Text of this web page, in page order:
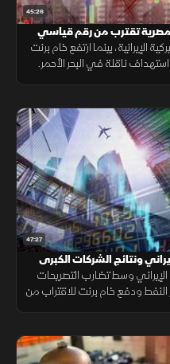
45:26
تقترب من رقم قياسي
الإيرانية، بينما ارتفع خام برنت
عن استهداف ناقلة في البحر الأحمر.
47:27
ونتائج الشركات الكبرى
وسط تضارب التصريحات
ودفع خام برنت للاقتراب من